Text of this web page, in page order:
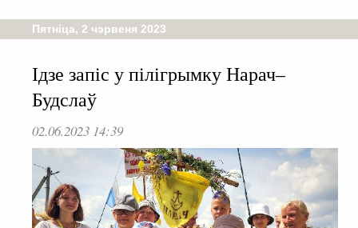
Пятніца, 2 чэрвеня 2023
Ідзе запіс у пілігрымку Нарач–
Будслаў
02.06.2023 14:39